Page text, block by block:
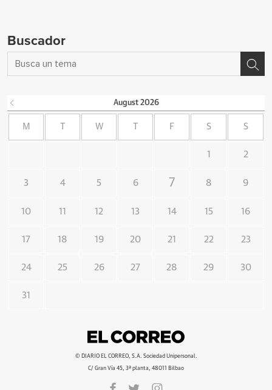
Buscador
August 2026
M W F S S
1 2
3 4 5 6 7 8 9
10 11 12 13 14 15 16
17 18 19 20 21 22 23
24 25 26 27 28 29 30
31
© DIARIO EL CORREO, S.A. Sociedad Unipersonal.
C/ Gran Vía 45, 3ª planta, 48011 Bilbao